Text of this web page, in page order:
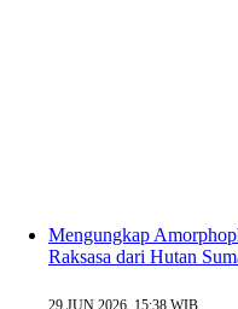
Mengungkap
Raksasa dari Hutan
29 JUN 2026, 15:38 WIB